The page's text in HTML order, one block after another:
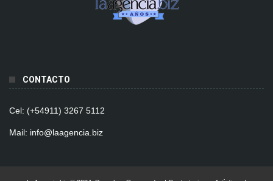
CONTACTO
Cel: (+54911) 3267 5112
Mail: info@laagencia.biz